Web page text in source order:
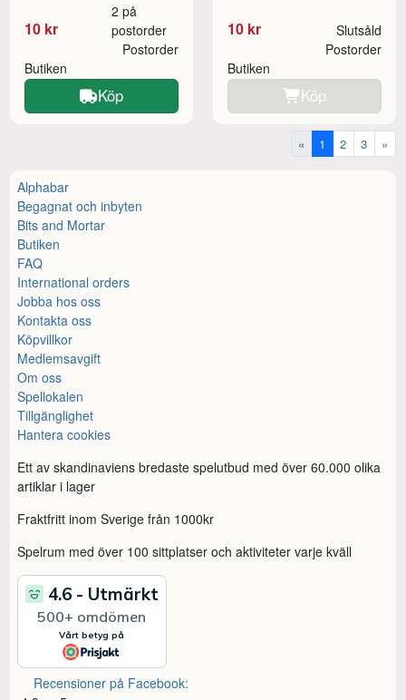
10 kr
2 på
postorder
Butiken
Postorder
Köp
10 kr Slutsåld
Butiken
Postorder
Köp
« 1 2 3 »
Alphabar
Begagnat och inbyten
Bits and Mortar
Butiken
FAQ
International orders
Jobba hos oss
Kontakta oss
Köpvillkor
Medlemsavgift
Om oss
Spellokalen
Tillgänglighet
Hantera cookies
Ett av skandinaviens bredaste spelutbud med över 60.000 olika
artiklar i lager
Fraktfritt inom Sverige från 1000kr
Spelrum med över 100 sittplatser och aktiviteter varje kväll
Recensioner på Facebook: